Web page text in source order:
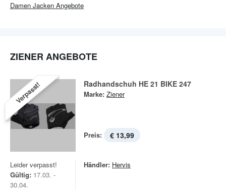
Damen Jacken Angebote
ZIENER ANGEBOTE
Verpasst! Radhandschuh HE 21 BIKE 247
Marke: Ziener
Preis: € 13,99
Leider verpasst!
Gültig: 17.03. -
30.04.
Händler: Hervis